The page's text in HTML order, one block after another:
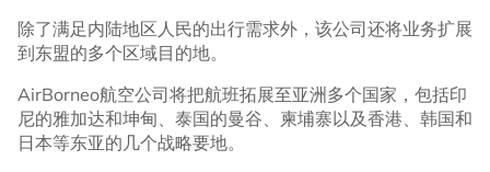
除了满足内陆地区人民的出行需求外，该公司还将业务扩展
到东盟的多个区域目的地。
AirBorneo航空公司将把航班拓展至亚洲多个国家，包括印
尼的雅加达和坤甸、泰国的曼谷、柬埔寨以及香港、韩国和
日本等东亚的几个战略要地。